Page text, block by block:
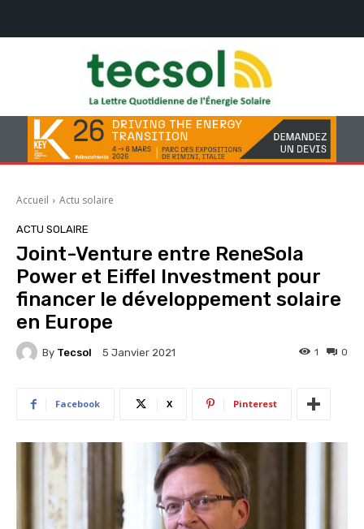
Accueil Actu solaire
ACTU SOLAIRE
Joint-Venture entre ReneSola
Power et Eiffel Investment pour
financer le développement solaire
en Europe
By Tecsol 5 Janvier 2021 0
1
Facebook X Pinterest